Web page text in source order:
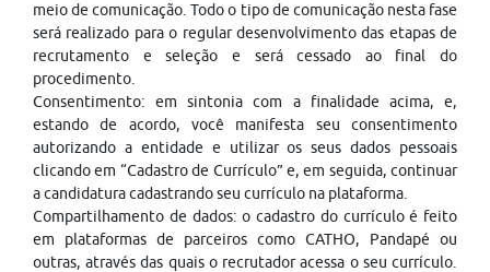
meio de comunicação. Todo o tipo de comunicação nesta fase
será realizado para o regular desenvolvimento das etapas de
recrutamento e seleção e será cessado ao final do
procedimento.
Consentimento: em sintonia com a finalidade acima, e,
estando de acordo, você manifesta seu consentimento
autorizando a entidade e utilizar os seus dados pessoais
clicando em “Cadastro de Currículo” e, em seguida, continuar
a candidatura cadastrando seu currículo na plataforma.
Compartilhamento de dados: o cadastro do currículo é feito
em plataformas de parceiros como CATHO, Pandapé ou
outras, através das quais o recrutador acessa o seu currículo.